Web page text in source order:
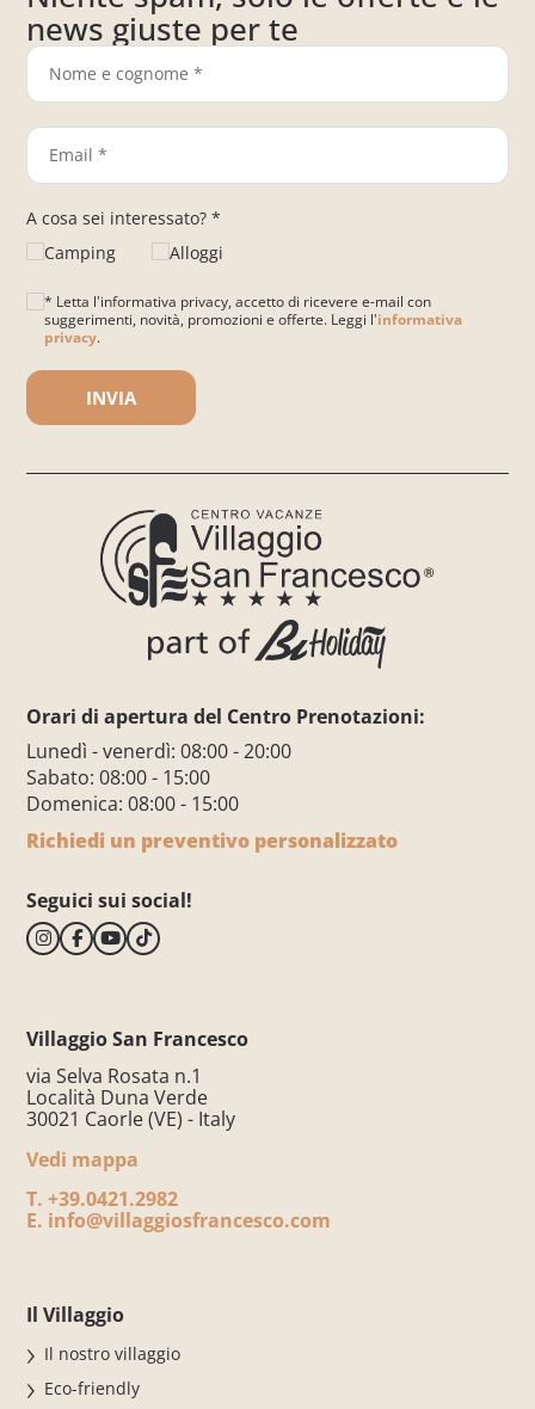
news giuste per te
A cosa sei interessato? *
Camping
Alloggi
* Letta l'informativa privacy, accetto di ricevere e-mail con
suggerimenti, novità, promozioni e offerte. Leggi l'informativa
privacy.
Si prega di lasciare vuoto questo campo.
Orari di apertura del Centro Prenotazioni:
Lunedì - venerdì: 08:00 - 20:00
Sabato: 08:00 - 15:00
Domenica: 08:00 - 15:00
Richiedi un preventivo personalizzato
Seguici sui social!
Villaggio San Francesco
via Selva Rosata n.1
Località Duna Verde
30021 Caorle (VE) - Italy
Vedi mappa
T. +39.0421.2982
E. info@villaggiosfrancesco.com
Il Villaggio
Il nostro villaggio
Eco-friendly